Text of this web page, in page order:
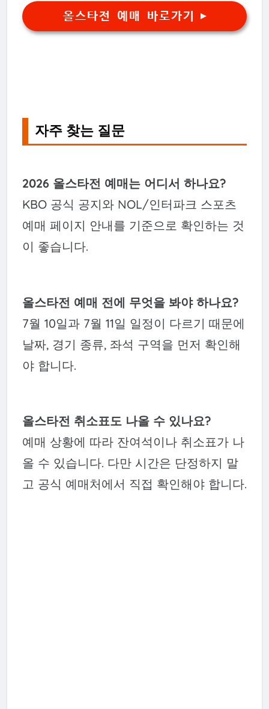
올스타전 예매 바로가기 ▶
자주 찾는 질문
2026 올스타전 예매는 어디서 하나요?
KBO 공식 공지와 NOL/인터파크 스포츠
예매 페이지 안내를 기준으로 확인하는 것
이 좋습니다.
올스타전 예매 전에 무엇을 봐야 하나요?
7월 10일과 7월 11일 일정이 다르기 때문에
날짜, 경기 종류, 좌석 구역을 먼저 확인해
야 합니다.
올스타전 취소표도 나올 수 있나요?
예매 상황에 따라 잔여석이나 취소표가 나
올 수 있습니다. 다만 시간은 단정하지 말
고 공식 예매처에서 직접 확인해야 합니다.